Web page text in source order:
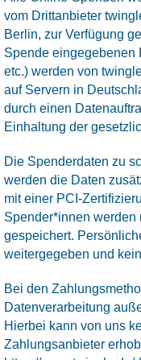
vom Drittanbieter
Berlin, zur Verfügung
Spende eingegebenen
etc.) werden von
auf Servern in
durch einen
Einhaltung der
Die Spenderdaten zu
werden die Daten
mit einer PCI-
Spender*innen werden
gespeichert.
weitergegeben und
Bei den
Datenverarbeitung
Hierbei kann von uns
Zahlungsanbieter